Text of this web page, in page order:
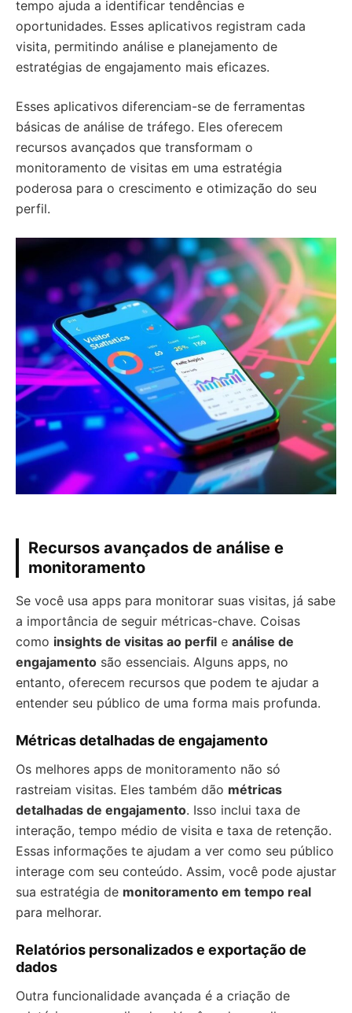
tempo ajuda a identificar tendências e
oportunidades. Esses aplicativos registram cada
visita, permitindo análise e planejamento de
estratégias de engajamento mais eficazes.
Esses aplicativos diferenciam-se de ferramentas
básicas de análise de tráfego. Eles oferecem
recursos avançados que transformam o
monitoramento de visitas em uma estratégia
poderosa para o crescimento e otimização do seu
perfil.
Recursos avançados de análise e
monitoramento
Se você usa apps para monitorar suas visitas, já sabe
a importância de seguir métricas-chave. Coisas
como insights de visitas ao perfil e análise de
engajamento são essenciais. Alguns apps, no
entanto, oferecem recursos que podem te ajudar a
entender seu público de uma forma mais profunda.
Métricas detalhadas de engajamento
Os melhores apps de monitoramento não só
rastreiam visitas. Eles também dão métricas
detalhadas de engajamento. Isso inclui taxa de
interação, tempo médio de visita e taxa de retenção.
Essas informações te ajudam a ver como seu público
interage com seu conteúdo. Assim, você pode ajustar
sua estratégia de monitoramento em tempo real
para melhorar.
Relatórios personalizados e exportação de
dados
Outra funcionalidade avançada é a criação de